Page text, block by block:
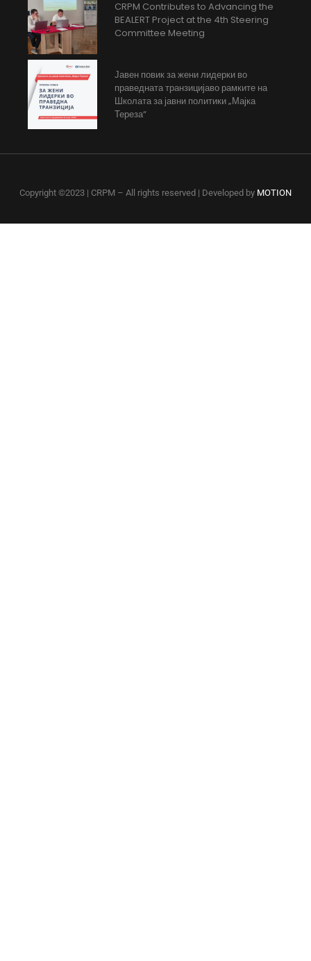
CRPM Contributes to Advancing the
BEALERT Project at the 4th Steering
Committee Meeting
Јавен повик за жени лидерки во
праведната транзицијаво рамките на
Школата за јавни политики „Мајка
Тереза“
Copyright ©2023 | CRPM – All rights reserved | Developed by MOTION